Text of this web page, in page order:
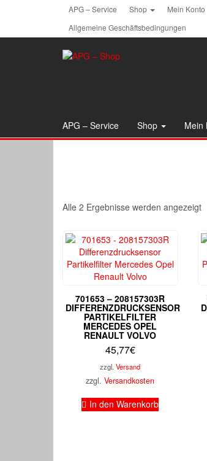
APG – Service Shop Mein Konto
Allgemeine Geschäftsbedingungen
APG – Service Shop Mein
Alle 2 Ergebnisse werden angezeigt
701653 – 208157303R
DIFFERENZDRUCKSENSOR
PARTIKELFILTER
MERCEDES OPEL
RENAULT VOLVO
45,77€
zzgl.Versand
zzgl.Versandkosten
In den Warenkorb